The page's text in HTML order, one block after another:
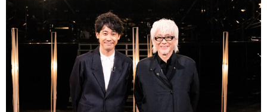
ショッピング その他